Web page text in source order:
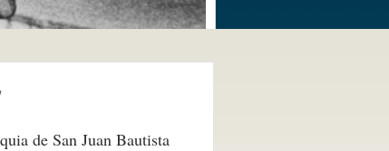
de San Juan Bautista